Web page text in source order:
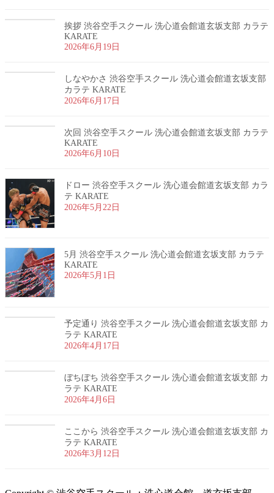
挨拶 渋谷空手スクール 洗心道会館道玄坂支部 カラテ
KARATE
2026年6月19日
しなやかさ 渋谷空手スクール 洗心道会館道玄坂支部
カラテ KARATE
2026年6月17日
次回 渋谷空手スクール 洗心道会館道玄坂支部 カラテ
KARATE
2026年6月10日
ドロー 渋谷空手スクール 洗心道会館道玄坂支部 カラ
テ KARATE
2026年5月22日
5月 渋谷空手スクール 洗心道会館道玄坂支部 カラテ
KARATE
2026年5月1日
予定通り 渋谷空手スクール 洗心道会館道玄坂支部 カ
ラテ KARATE
2026年4月17日
ぼちぼち 渋谷空手スクール 洗心道会館道玄坂支部 カ
ラテ KARATE
2026年4月6日
ここから 渋谷空手スクール 洗心道会館道玄坂支部 カ
ラテ KARATE
2026年3月12日